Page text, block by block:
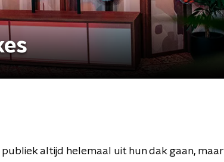
altijd helemaal uit hun dak gaan,